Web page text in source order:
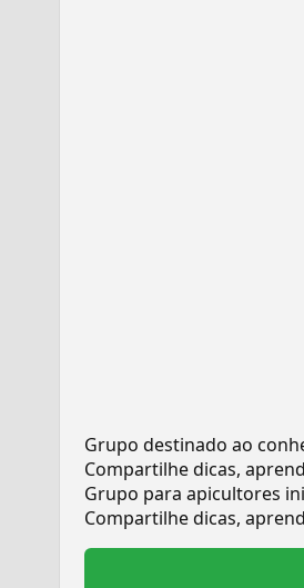
Grupo destinado ao
Compartilhe dicas,
Grupo para apicultores
Compartilhe dicas,